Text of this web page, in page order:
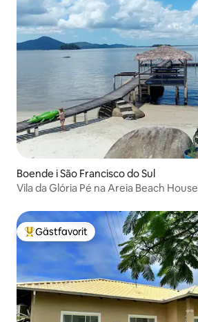
Boende i São Francisco do Sul
Vila da Glória Pé na Areia Beach House
Populär gästfavorit
Gästfavorit